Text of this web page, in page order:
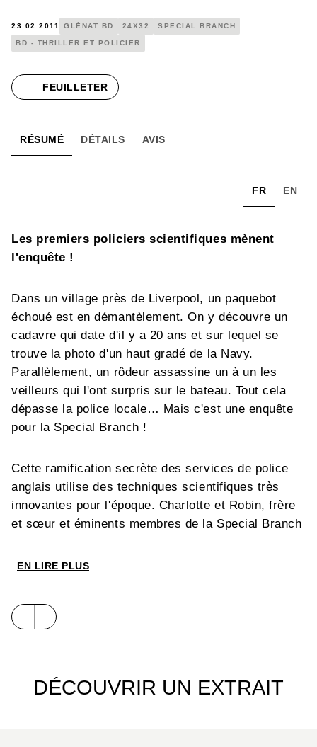
23.02.2011 GLÉNAT BD 24X32 SPECIAL BRANCH
BD - THRILLER ET POLICIER
FEUILLETER
RÉSUMÉ DÉTAILS AVIS
FR EN
Les premiers policiers scientifiques mènent
l'enquête !
Dans un village près de Liverpool, un paquebot
échoué est en démantèlement. On y découvre un
cadavre qui date d'il y a 20 ans et sur lequel se
trouve la photo d'un haut gradé de la Navy.
Parallèlement, un rôdeur assassine un à un les
veilleurs qui l'ont surpris sur le bateau. Tout cela
dépasse la police locale… Mais c'est une enquête
pour la Special Branch !
Cette ramification secrète des services de police
anglais utilise des techniques scientifiques très
innovantes pour l'époque. Charlotte et Robin, frère
et sœur et éminents membres de la Special Branch
mystère... Pour cette nouvelle série à suspense,
nouveaux personnages d'enquêteurs à qui Hamo
donne vie avec son trait nerveux et élégant.
EN LIRE PLUS
DÉCOUVRIR UN EXTRAIT